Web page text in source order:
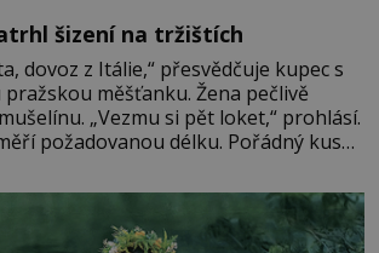
šizení na tržištích
dovoz z Itálie,“ přesvědčuje kupec s
měšťanku. Žena pečlivě
„Vezmu si pět loket,“ prohlásí.
požadovanou délku. Pořádný kus
na sukni,“ zhodnotí švadlena
mušelínu. „Ošidili vás, podívejte.“